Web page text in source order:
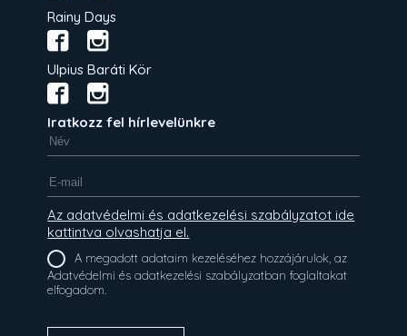
Rainy Days
Ulpius Baráti Kör
Iratkozz fel hírlevelünkre
Az adatvédelmi és adatkezelési szabályzatot ide
kattintva olvashatja el.
A megadott adataim kezeléséhez hozzájárulok, az
Adatvédelmi és adatkezelési szabályzatban foglaltakat
elfogadom.